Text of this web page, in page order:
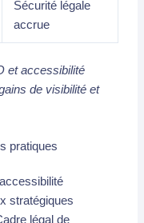
Sécurité légale
accrue
et accessibilité
de visibilité et
pratiques
stratégiques
légal de